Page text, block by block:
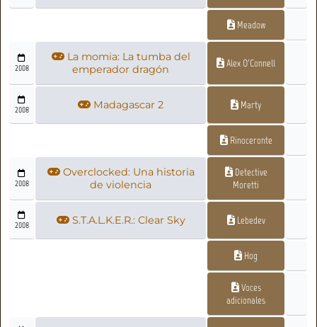
Meadow
2008
La momia: La tumba del
emperador dragón
Alex O'Connell
2008 Madagascar 2 Marty
Rinoceronte
2008
Overclocked: Una historia
de violencia
Detective
Moretti
2008 S.T.A.L.K.E.R.: Clear Sky Lebedev
Hog
Voces
adicionales